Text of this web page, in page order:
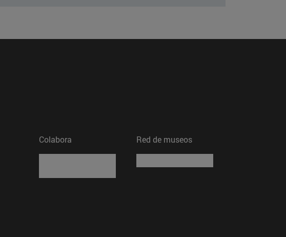
Colabora Red de museos